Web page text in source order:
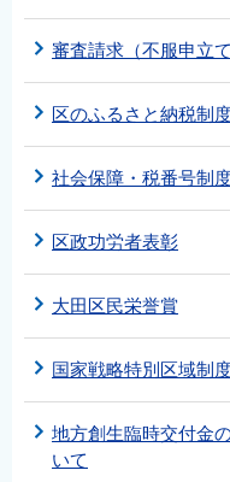
審査請求（不服申立て
区のふるさと納税制
社会保障・税番号制
区政功労者表彰
大田区民栄誉賞
国家戦略特別区域制
地方創生臨時交付金
いて